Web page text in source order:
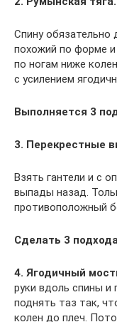
Спину обязательно
похожий по форме
по ногам ниже
с усилением
Выполняется 3
3. Перекрестные
Взять гантели и с
выпады назад.
противоположный
Сделать 3
4. Ягодичный
руки вдоль спины и
поднять таз так,
колен до плеч.